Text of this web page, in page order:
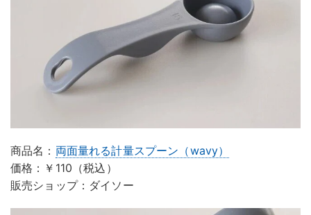
商品名： 両面量れる計量スプーン（wavy）
価格：￥110（税込）
販売ショップ：ダイソー